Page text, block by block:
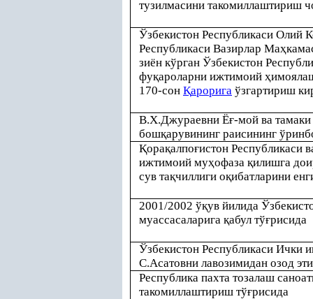
тузилмасини такомиллаштириш
Ўзбекистон Республикаси Олий
Республикаси Вазирлар Маҳ
зиён кўрган Ўзбекистон
фуқароларни ижтимоий ҳ
170-сон Қарорига ўзгартириш
В.Х.Джураевни Ёғ-мой ва
бошқарувининг раисининг
Қорақалпоғистон Республикаси
ижтимоий муҳофаза қилишга
сув тақчиллиги оқибатларини
2001/2002 ўқув йилида
муассасаларига қабул тўғрисида
Ўзбекистон Республикаси Ички
С.Асатовни лавозимидан озод
Республика пахта тозалаш
такомиллаштириш тўғрисида